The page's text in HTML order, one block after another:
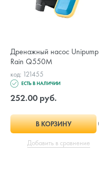
Дренажный насос Unipump
Rain Q550M
код: 121455
ЕСТЬ В НАЛИЧИИ
252.00 руб.
В КОРЗИНУ
Добавить в сравнение